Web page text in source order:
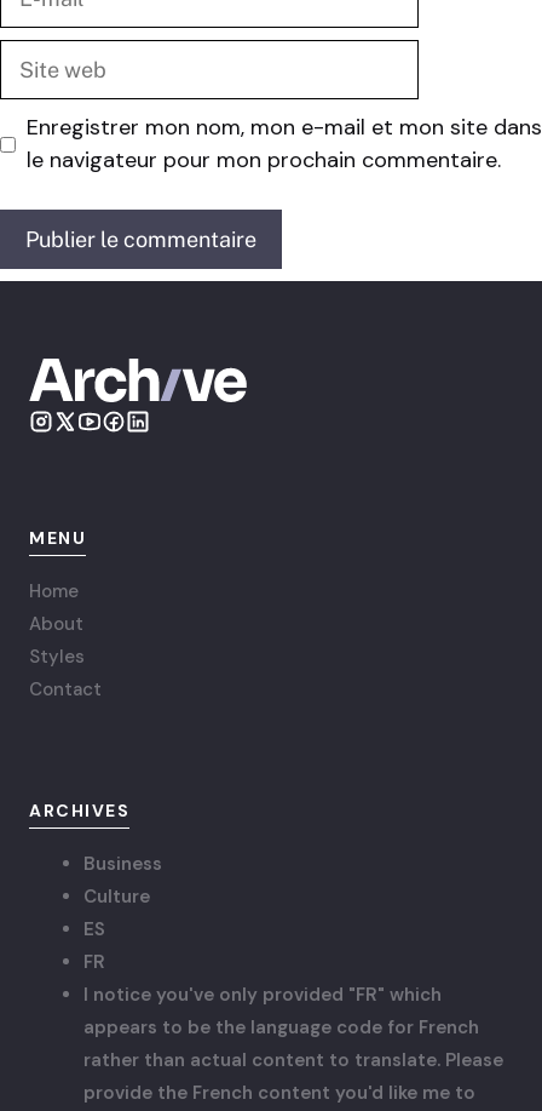
mail
Site
web
Enregistrer mon nom, mon e-mail et mon site dans
le navigateur pour mon prochain commentaire.
MENU
Home
About
Styles
Contact
ARCHIVES
Business
Culture
ES
FR
I notice you've only provided "FR" which
appears to be the language code for French
rather than actual content to translate. Please
provide the French content you'd like me to